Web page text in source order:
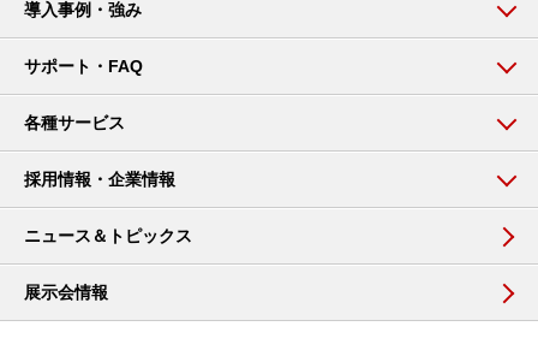
導入事例・強み
サポート・FAQ
各種サービス
採用情報・企業情報
ニュース＆トピックス
展示会情報